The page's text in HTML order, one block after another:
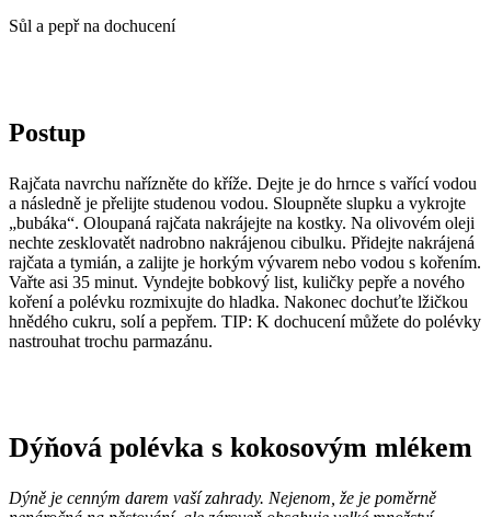
Sůl a pepř na dochucení
Postup
Rajčata navrchu nařízněte do kříže. Dejte je do hrnce s vařící vodou
a následně je přelijte studenou vodou. Sloupněte slupku a vykrojte
„bubáka“. Oloupaná rajčata nakrájejte na kostky. Na olivovém oleji
nechte zesklovatět nadrobno nakrájenou cibulku. Přidejte nakrájená
rajčata a tymián, a zalijte je horkým vývarem nebo vodou s kořením.
Vařte asi 35 minut. Vyndejte bobkový list, kuličky pepře a nového
koření a polévku rozmixujte do hladka. Nakonec dochuťte lžičkou
hnědého cukru, solí a pepřem. TIP: K dochucení můžete do polévky
nastrouhat trochu parmazánu.
Dýňová polévka s kokosovým mlékem
Dýně je cenným darem vaší zahrady. Nejenom, že je poměrně